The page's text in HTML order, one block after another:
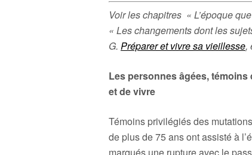
Voir les chapitres « L’époque
« Les changements dont les
G. Préparer et vivre sa vieillesse,
Les personnes âgées,
et de vivre
Témoins privilégiés des
de plus de 75 ans ont assisté à